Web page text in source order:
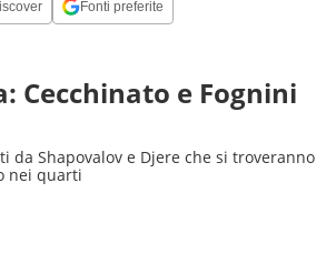
Fonti preferite
Cecchinato e Fognini
da Shapovalov e Djere che si troveranno
nei quarti